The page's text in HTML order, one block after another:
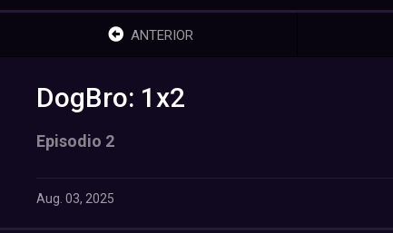
ANTERIOR
DogBro: 1x2
Episodio 2
Aug. 03, 2025